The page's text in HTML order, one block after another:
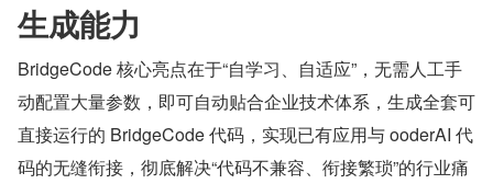
生成能力
BridgeCode 核心亮点在于“自学习、自适应”，无需人工手
动配置大量参数，即可自动贴合企业技术体系，生成全套可
直接运行的 BridgeCode 代码，实现已有应用与 ooderAI 代
码的无缝衔接，彻底解决“代码不兼容、衔接繁琐”的行业痛